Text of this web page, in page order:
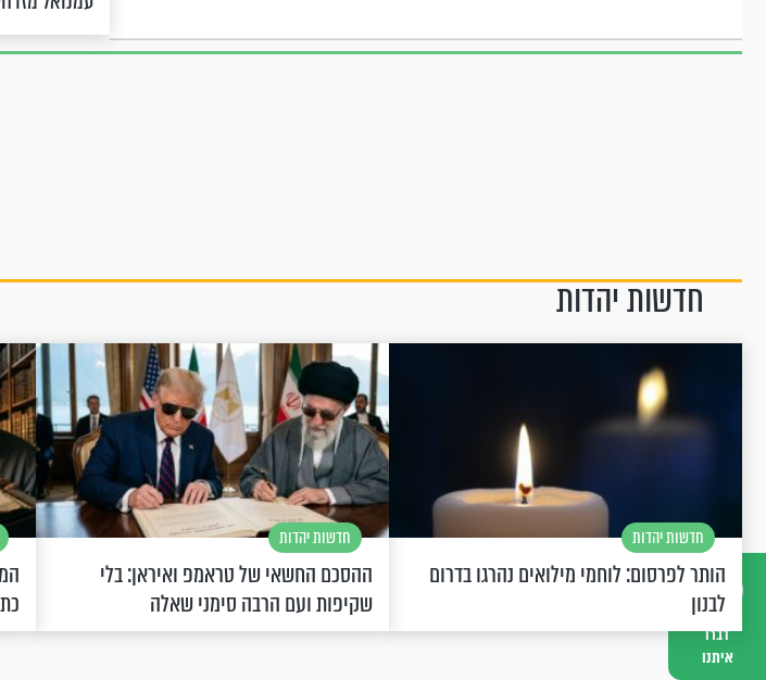
דברו
איתנו
חדשות יהדות
חדשות יהדות
הותר לפרסום: לוחמי מילואים נהרגו בדרום
לבנון
חדשות יהדות
ההסכם החשאי של טראמפ ואיראן: בלי
שקיפות ועם הרבה סימני שאלה